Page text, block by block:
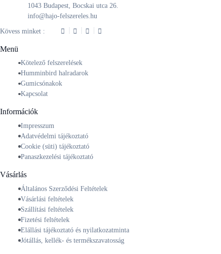
1043 Budapest, Bocskai utca 26.
info@hajo-felszereles.hu
Kövess minket :
Menü
Kötelező felszerelések
Humminbird halradarok
Gumicsónakok
Kapcsolat
Információk
Impresszum
Adatvédelmi tájékoztató
Cookie (süti) tájékoztató
Panaszkezelési tájékoztató
Vásárlás
Általános Szerződési Feltételek
Vásárlási feltételek
Szállítási feltételek
Fizetési feltételek
Elállási tájékoztató és nyilatkozatminta
Jótállás, kellék- és termékszavatosság